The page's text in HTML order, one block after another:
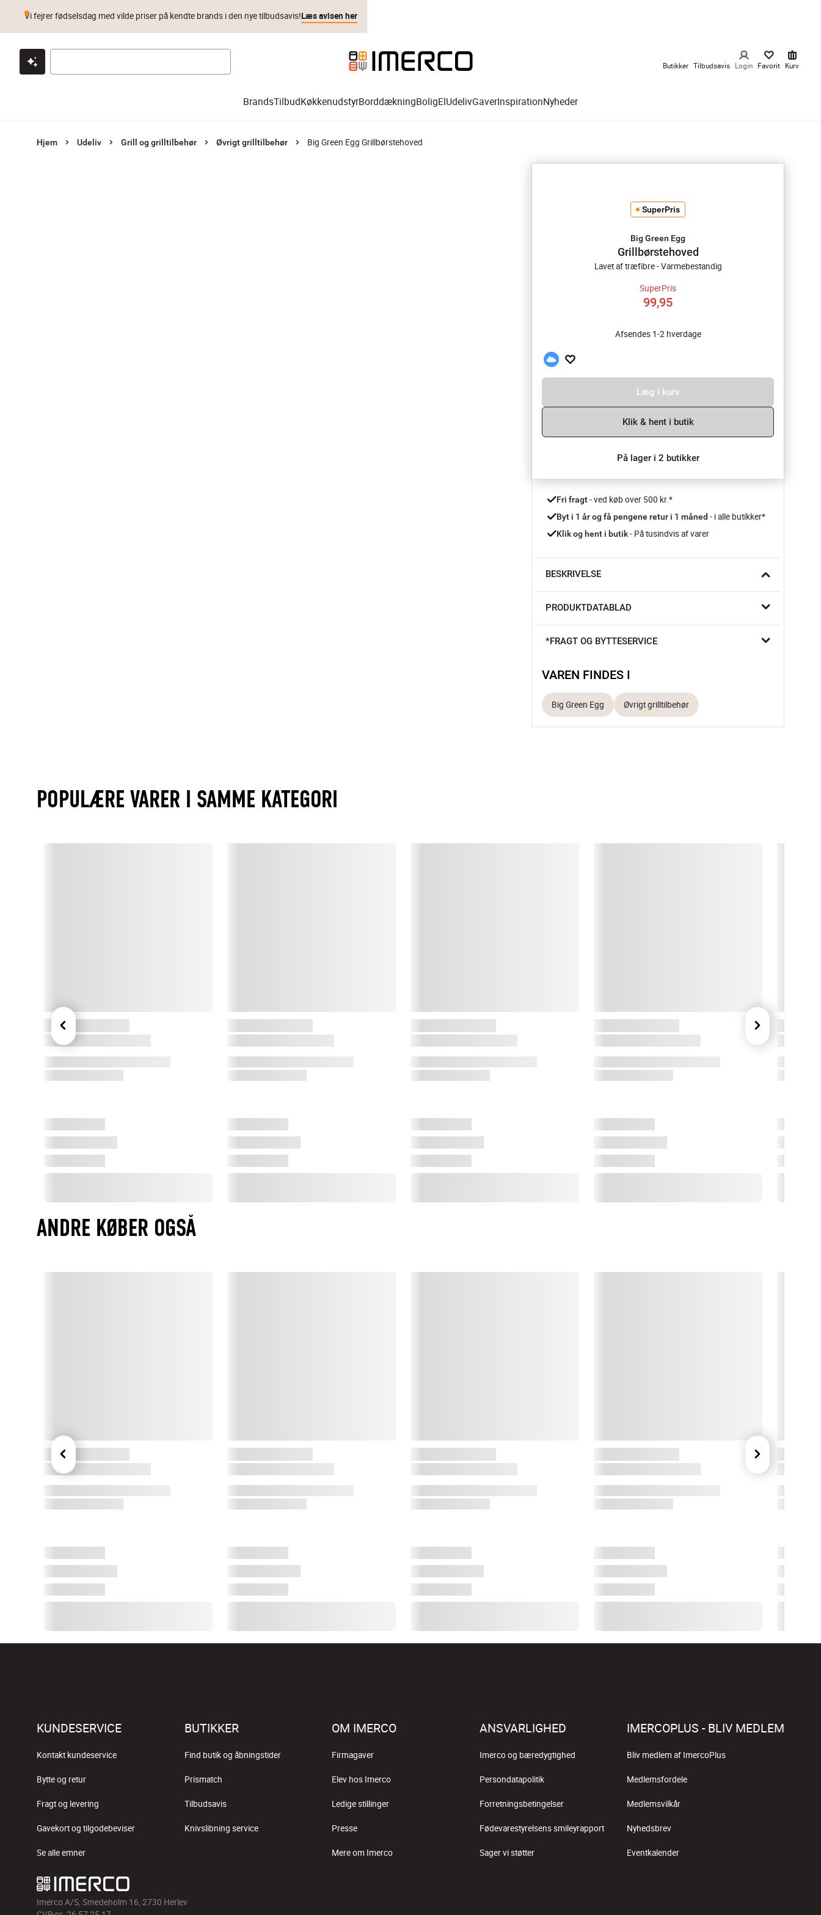
Klik & hent Byt i 1 år Prismatch
Vi fejrer fødselsdag med vilde priser på kendte brands i den nye tilbudsavis!Læs avisen her
Butikker Tilbudsavis Login Favorit Kurv
BrandsTilbudKøkkenudstyrBorddækningBoligElUdelivGaverInspirationNyheder
Hjem Udeliv Grill og grilltilbehør Øvrigt grilltilbehør Big Green Egg Grillbørstehoved
SuperPris
Big Green Egg
Grillbørstehoved
Lavet af træfibre - Varmebestandig
SuperPris
99,95
Afsendes 1-2 hverdage
Læg i kurv
Klik & hent i butik
På lager i 2 butikker
Fri fragt - ved køb over 500 kr.*
Byt i 1 år og få pengene retur i 1 måned - i alle butikker*
Klik og hent i butik - På tusindvis af varer
BESKRIVELSE
Fremstillet af naturlige træfibre.
PRODUKTDATABLAD
*FRAGT OG BYTTESERVICE
VAREN FINDES I
Big Green Egg Øvrigt grilltilbehør
POPULÆRE VARER I SAMME KATEGORI
ANDRE KØBER OGSÅ
KUNDESERVICE
Kontakt kundeservice
Bytte og retur
Fragt og levering
Gavekort og tilgodebeviser
Se alle emner
BUTIKKER
Find butik og åbningstider
Prismatch
Tilbudsavis
Knivslibning service
OM IMERCO
Firmagaver
Elev hos Imerco
Ledige stillinger
Presse
Mere om Imerco
ANSVARLIGHED
Imerco og bæredygtighed
Persondatapolitik
Forretningsbetingelser
Fødevarestyrelsens smileyrapport
Sager vi støtter
IMERCOPLUS - BLIV MEDLEM
Bliv medlem af ImercoPlus
Medlemsfordele
Medlemsvilkår
Nyhedsbrev
Eventkalender
Imerco A/S, Smedeholm 16, 2730 Herlev